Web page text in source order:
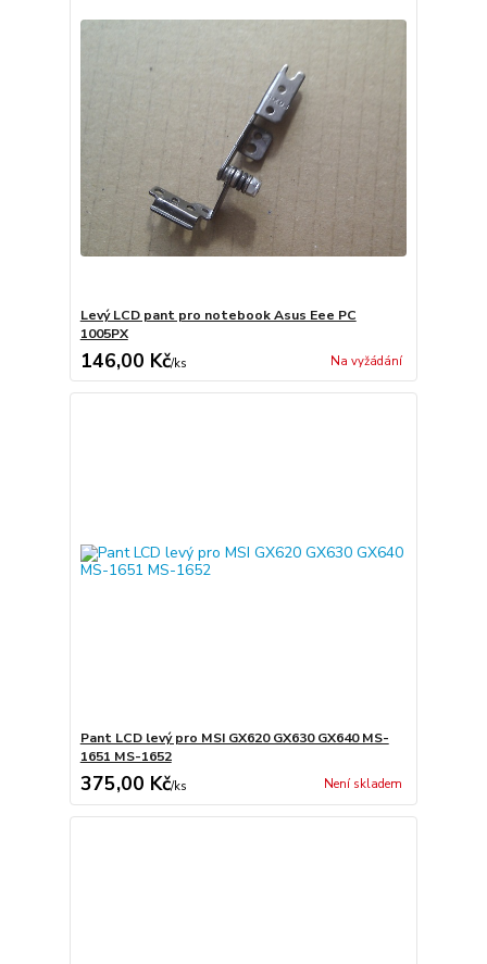
Levý LCD pant pro notebook Asus Eee PC
1005PX
146,00 Kč/ks Na vyžádání
Pant LCD levý pro MSI GX620 GX630 GX640 MS-
1651 MS-1652
375,00 Kč/ks Není skladem